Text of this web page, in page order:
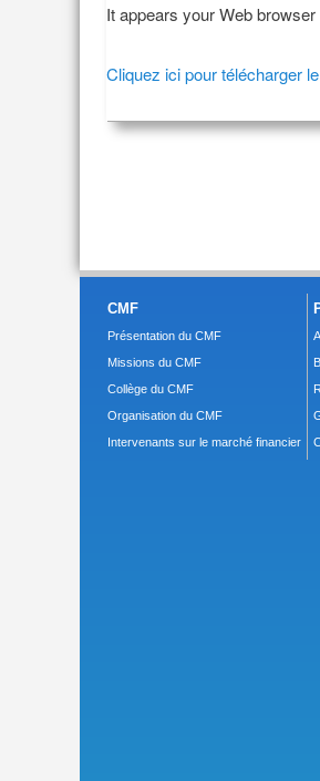
It appears your Web
Cliquez ici pour télécharger
CMF
Présentation du CMF
Missions du CMF
Collège du CMF
Organisation du CMF
Intervenants sur le marché financier